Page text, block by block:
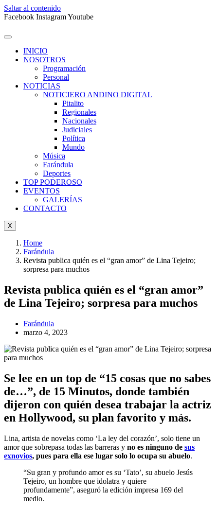
Saltar al contenido
Facebook InstagramYoutube
INICIO
NOSOTROS
Programación
Personal
NOTICIAS
NOTICIERO ANDINO DIGITAL
Pitalito
Regionales
Nacionales
Judiciales
Política
Mundo
Música
Farándula
Deportes
TOP PODEROSO
EVENTOS
GALERÍAS
CONTACTO
X
Home
Farándula
Revista publica quién es el “gran amor” de Lina Tejeiro;
sorpresa para muchos
Revista publica quién es el “gran amor”
de Lina Tejeiro; sorpresa para muchos
Farándula
marzo 4, 2023
Se lee en un top de “15 cosas que no sabes
de…”, de 15 Minutos, donde también
dijeron con quién desea trabajar la actriz
en Hollywood, su plan favorito y más.
Lina, artista de novelas como ‘La ley del corazón’, solo tiene un
amor que sobrepasa todas las barreras y no es ninguno de sus
exnovios, pues para ella ese lugar solo lo ocupa su abuelo.
“Su gran y profundo amor es su ‘Tato’, su abuelo Jesús
Tejeiro, un hombre que idolatra y quiere
profundamente”, aseguró la edición impresa 169 del
medio.